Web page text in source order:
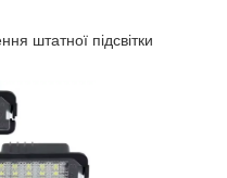
штатної підсвітки